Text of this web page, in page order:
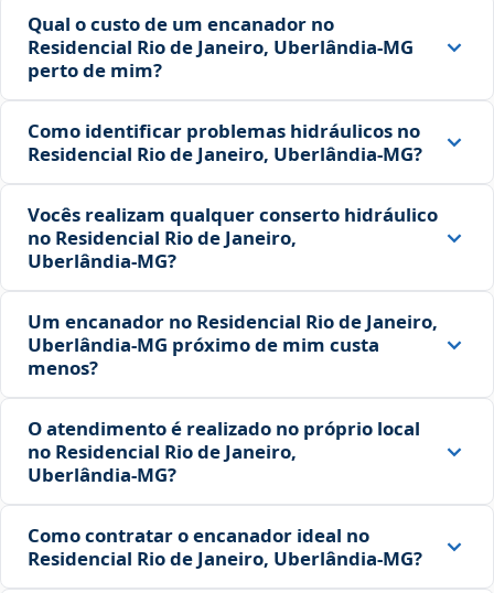
Qual o custo de um encanador no
Residencial Rio de Janeiro, Uberlândia‑MG
perto de mim?
Como identificar problemas hidráulicos no
Residencial Rio de Janeiro, Uberlândia‑MG?
Vocês realizam qualquer conserto hidráulico
no Residencial Rio de Janeiro,
Uberlândia‑MG?
Um encanador no Residencial Rio de Janeiro,
Uberlândia‑MG próximo de mim custa
menos?
O atendimento é realizado no próprio local
no Residencial Rio de Janeiro,
Uberlândia‑MG?
Como contratar o encanador ideal no
Residencial Rio de Janeiro, Uberlândia‑MG?